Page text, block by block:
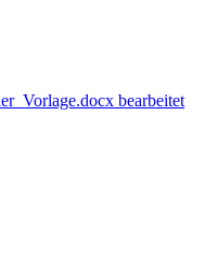
bearbeitet